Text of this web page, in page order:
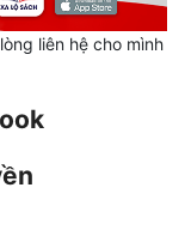
liên hệ cho mình